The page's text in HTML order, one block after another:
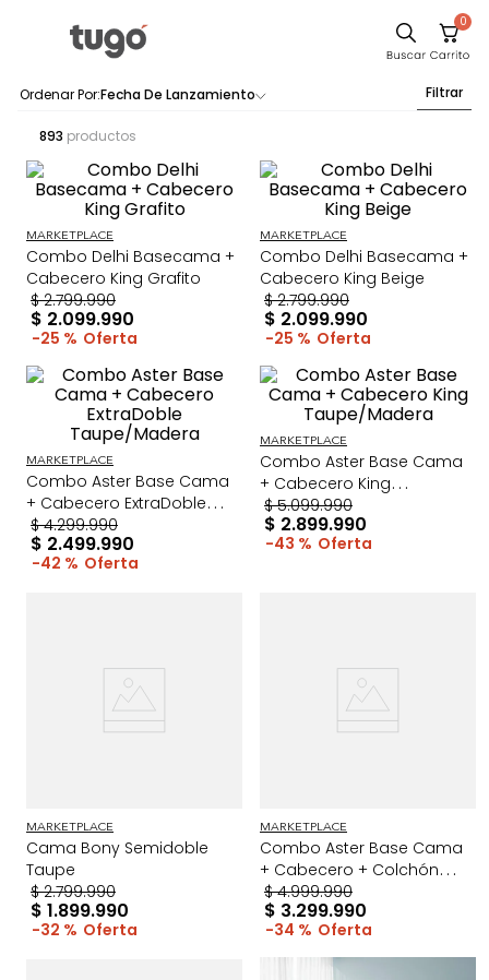
0
Fecha De Lanzamiento Filtrar
893 productos
MARKETPLACE
Combo Delhi Basecama +
Cabecero King Grafito
$ 2.799.990
$ 2.099.990
25 %
MARKETPLACE
Combo Delhi Basecama +
Cabecero King Beige
$ 2.799.990
$ 2.099.990
25 %
MARKETPLACE
Combo Aster Base Cama
+ Cabecero ExtraDoble
Taupe/Madera
$ 4.299.990
$ 2.499.990
42 %
MARKETPLACE
Combo Aster Base Cama
+ Cabecero King
Taupe/Madera
$ 5.099.990
$ 2.899.990
43 %
MARKETPLACE
Cama Bony Semidoble
Taupe
$ 2.799.990
$ 1.899.990
32 %
MARKETPLACE
Combo Aster Base Cama
+ Cabecero + Colchón
Doble Taupe/Madera
$ 4.999.990
$ 3.299.990
34 %